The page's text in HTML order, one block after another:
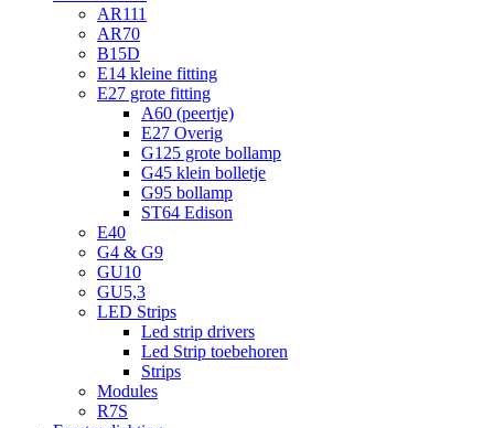
AR111
AR70
B15D
E14 kleine fitting
E27 grote fitting
A60 (peertje)
E27 Overig
G125 grote bollamp
G45 klein bolletje
G95 bollamp
ST64 Edison
E40
G4 & G9
GU10
GU5,3
LED Strips
Led strip drivers
Led Strip toebehoren
Strips
Modules
R7S